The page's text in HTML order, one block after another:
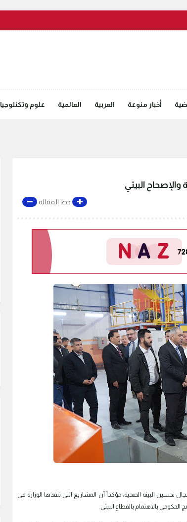
أخبار منوعة العربية العالمية علوم وتكنلوجيا
والإصحاح البيئي
خط المقالة
تحسين البيئة الصحية، مؤكداً أن المشاريع التي تنفذها الوزارة في
بالاهتمام بالقطاع البيئي.